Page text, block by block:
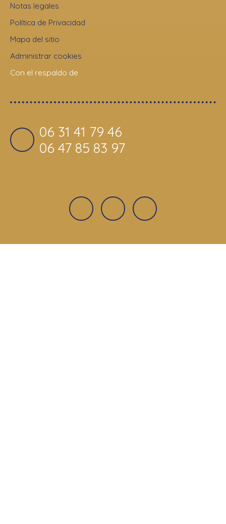
Notas legales
Política de Privacidad
Mapa del sitio
Administrar cookies
Con el respaldo de
06 31 41 79 46
06 47 85 83 97